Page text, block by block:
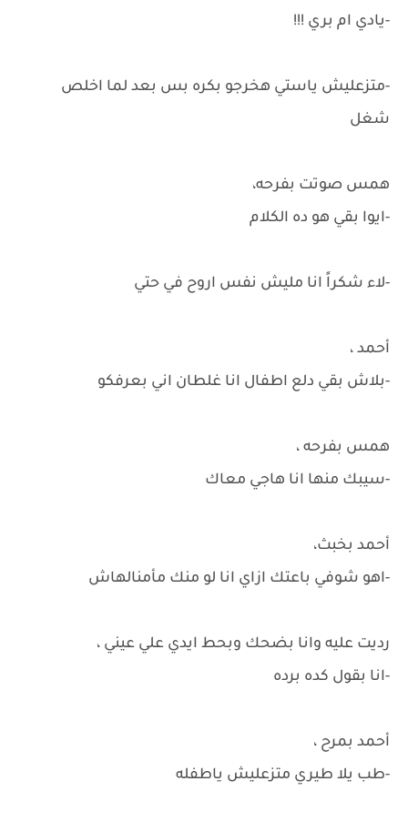
-يادي ام بري !!!
-متزعليش ياستي هخرجو بكره بس بعد لما اخلص
شغل
همس صوتت بفرحه،
-ايوا بقي هو ده الكلام
-لاء شكراً انا مليش نفس اروح في حتي
أحمد ،
-بلاش بقي دلع اطفال انا غلطان اني بعرفكو
همس بفرحه ،
-سيبك منها انا هاجي معاك
أحمد بخبث،
-اهو شوفي باعتك ازاي انا لو منك مأمنالهاش
رديت عليه وانا بضحك وبحط ايدي علي عيني ،
-انا بقول كده برده
أحمد بمرح ،
-طب يلا طيري متزعليش ياطفله